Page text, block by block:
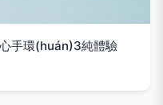
手環(huán)3純體驗